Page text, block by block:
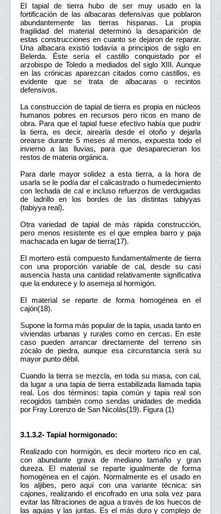
El tapial de tierra hubo de ser muy usado en la
fortificación de las albacaras defensivas que poblaron
abundantemente las tierras hispanas. La propia
fragilidad del material determinó la desaparición de
estas construcciones en cuanto se dejaron de reparar.
Una albacara existió todavía a principios de siglo en
Belerda. Éste sería el castillo conquistado por el
arzobispo de Toledo a mediados del siglo XIII. Aunque
en las crónicas aparezcan citados como castillos, es
evidente que se trata de albacaras o recintos
defensivos.
La construcción de tapial de tierra es propia en núcleos
humanos pobres en recursos pero ricos en mano de
obra. Para que el tapial fuese efectivo había que pudrir
la tierra, es decir, airearla desde el otoño y dejarla
orearse durante 5 meses al menos, expuesta todo el
invierno a las lluvias, para que desaparecieran los
restos de materia orgánica.
Para darle mayor solidez a esta tierra, a la hora de
usarla se le podía dar el calicastrado o humedecimiento
con lechada de cal e incluso refuerzos de verdugadas
de ladrillo en los bordes de las distintas tabiyyas
(tabiyya real).
Otra variedad de tapial de más rápida construcción,
pero menos resistente es el que emplea barro y paja
machacada en lugar de tierra(17).
El mortero está compuesto fundamentalmente de tierra
con una proporción variable de cal, desde su casi
ausencia hasta una cantidad relativamente significativa
que la endurece y lo asemeja al hormigón.
El material se reparte de forma homogénea en el
cajón(18).
Supone la forma más popular de la tapia, usada tanto en
viviendas urbanas y rurales como en cercas. En este
caso pueden arrancar directamente del terreno sin
zócalo de piedra, aunque esa circunstancia será su
mayor punto débil.
Cuando la tierra se mezcla, en toda su masa, con cal,
da lugar a una tapia de tierra estabilizada llamada tapia
real. Los dos términos: tapia común y tapia real son
recogidos también como sendas unidades de medida
por Fray Lorenzo de San Nicolás(19). Figura (1)
3.1.3.2- Tapial hormigonado:
Realizado con hormigón, es decir mortero rico en cal,
con abundante grava de mediano tamaño y gran
dureza. El material se reparte igualmente de forma
homogénea en el cajón. Normalmente es el usado en
los aljibes, pero aquí con una variante técnica: sin
cajones, realizando el encofrado en una sola vez para
evitar las filtraciones de agua a través de los huecos de
las agujas y las juntas. Es el más duro y complejo de